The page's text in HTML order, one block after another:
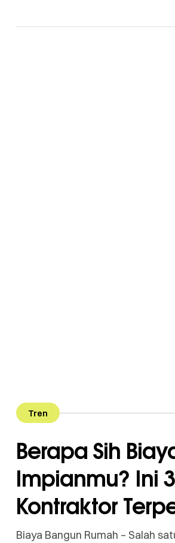
Juta […]
Tren
Berapa Sih
Impianmu? Ini
Kontraktor
Biaya Bangun Rumah – Salah